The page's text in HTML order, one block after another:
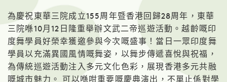
護老者頻道
聯絡我們
為慶祝東華三院成立155周年暨香港回歸28周年，東華
三院喺10月12日隆重舉辦文武二帝巡遊活動。越齡嘅印
度舞學員好榮幸獲邀參與今次嘅盛事！當日一眾印度舞
學員以充滿異國風情嘅舞姿，以舞步傳遞喜悅與祝福，
為傳統巡遊活動注入多元文化色彩，展現香港多元共融
嘅城市魅力。
可以喺咁重要嘅慶典演出，不單止係對學